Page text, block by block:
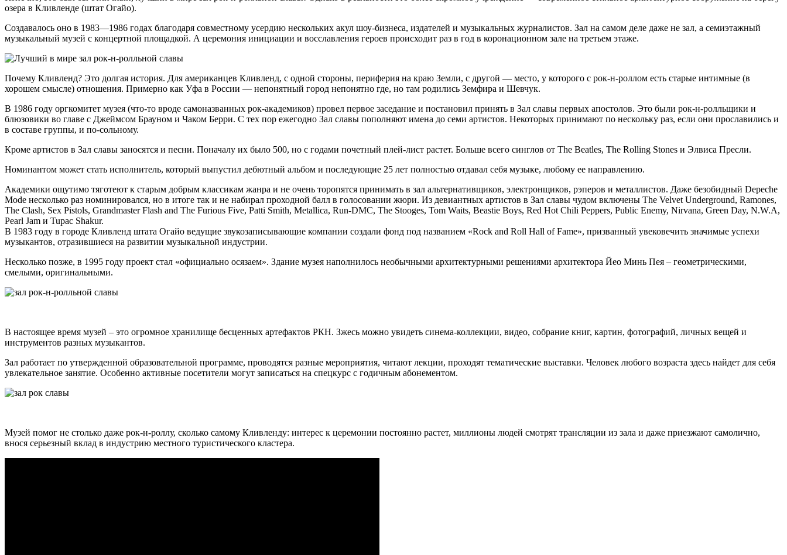
озера в Кливленде (штат Огайо).
Создавалось оно в 1983—1986 годах благодаря совместному усердию нескольких акул шоу-бизнеса, издателей и музыкальных журналистов. Зал на самом деле даже не зал, а семиэтажный
музыкальный музей с концертной площадкой. А церемония инициации и восславления героев происходит раз в год в коронационном зале на третьем этаже.
Почему Кливленд? Это долгая история. Для американцев Кливленд, с одной стороны, периферия на краю Земли, с другой — место, у которого с рок-н-роллом есть старые интимные (в
хорошем смысле) отношения. Примерно как Уфа в России — непонятный город непонятно где, но там родились Земфира и Шевчук.
В 1986 году оргкомитет музея (что-то вроде самоназванных рок-академиков) провел первое заседание и постановил принять в Зал славы первых апостолов. Это были рок-н-ролльщики и
блюзовики во главе с Джеймсом Брауном и Чаком Берри. С тех пор ежегодно Зал славы пополняют имена до семи артистов. Некоторых принимают по нескольку раз, если они прославились и
в составе группы, и по-сольному.
Кроме артистов в Зал славы заносятся и песни. Поначалу их было 500, но с годами почетный плей-лист растет. Больше всего синглов от The Beatles, The Rolling Stones и Элвиса Пресли.
Номинантом может стать исполнитель, который выпустил дебютный альбом и последующие 25 лет полностью отдавал себя музыке, любому ее направлению.
Академики ощутимо тяготеют к старым добрым классикам жанра и не очень торопятся принимать в зал альтернативщиков, электронщиков, рэперов и металлистов. Даже безобидный Depeche
Mode несколько раз номинировался, но в итоге так и не набирал проходной балл в голосовании жюри. Из девиантных артистов в Зал славы чудом включены The Velvet Underground, Ramones,
The Clash, Sex Pistols, Grandmaster Flash and The Furious Five, Patti Smith, Metallica, Run-DMC, The Stooges, Tom Waits, Beastie Boys, Red Hot Chili Peppers, Public Enemy, Nirvana, Green Day, N.W.A,
Pearl Jam и Tupac Shakur.
В 1983 году в городе Кливленд штата Огайо ведущие звукозаписывающие компании создали фонд под названием «Rock and Roll Hall of Fame», призванный увековечить значимые успехи
музыкантов, отразившиеся на развитии музыкальной индустрии.
Несколько позже, в 1995 году проект стал «официально осязаем». Здание музея наполнилось необычными архитектурными решениями архитектора Йео Минь Пея – геометрическими,
смелыми, оригинальными.
В настоящее время музей – это огромное хранилище бесценных артефактов РКН. Зжесь можно увидеть синема-коллекции, видео, собрание книг, картин, фотографий, личных вещей и
инструментов разных музыкантов.
Зал работает по утвержденной образовательной программе, проводятся разные мероприятия, читают лекции, проходят тематические выставки. Человек любого возраста здесь найдет для себя
увлекательное занятие. Особенно активные посетители могут записаться на спецкурс с годичным абонементом.
Музей помог не столько даже рок-н-роллу, сколько самому Кливленду: интерес к церемонии постоянно растет, миллионы людей смотрят трансляции из зала и даже приезжают самолично,
внося серьезный вклад в индустрию местного туристического кластера.